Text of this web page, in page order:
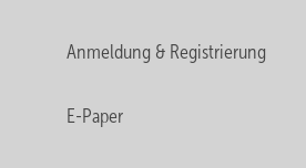
Anmeldung & Registrierung
E-Paper